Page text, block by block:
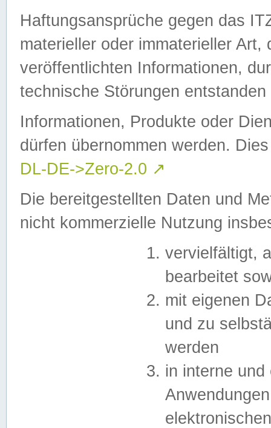
Haftungsansprüche gegen das
materieller oder immaterieller
veröffentlichten Informationen,
technische Störungen
Informationen, Produkte oder
dürfen übernommen werden.
DL-DE->Zero-2.0 ↗
Die bereitgestellten Daten und
nicht kommerzielle Nutzung
vervielfältigt,
bearbeitet
mit eigenen
und zu
werden
in interne